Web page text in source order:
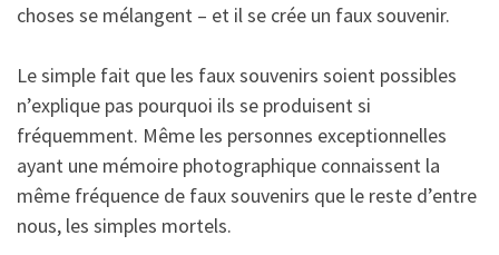
choses se mélangent – et il se crée un faux souvenir.
Le simple fait que les faux souvenirs soient possibles
n’explique pas pourquoi ils se produisent si
fréquemment. Même les personnes exceptionnelles
ayant une mémoire photographique connaissent la
même fréquence de faux souvenirs que le reste d’entre
nous, les simples mortels.